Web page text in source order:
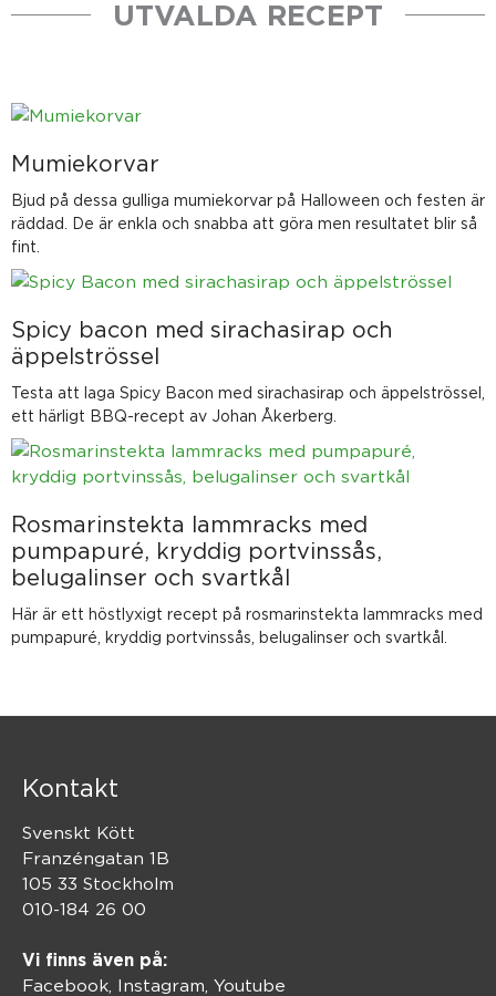
UTVALDA RECEPT
Mumiekorvar
Bjud på dessa gulliga mumiekorvar på Halloween och festen är
räddad. De är enkla och snabba att göra men resultatet blir så
fint.
Spicy bacon med sirachasirap och
äppelströssel
Testa att laga Spicy Bacon med sirachasirap och äppelströssel,
ett härligt BBQ-recept av Johan Åkerberg.
Rosmarinstekta lammracks med
pumpapuré, kryddig portvinssås,
belugalinser och svartkål
Här är ett höstlyxigt recept på rosmarinstekta lammracks med
pumpapuré, kryddig portvinssås, belugalinser och svartkål.
Kontakt
Svenskt Kött
Franzéngatan 1B
105 33 Stockholm
010-184 26 00
Vi finns även på:
Facebook, Instagram Youtube